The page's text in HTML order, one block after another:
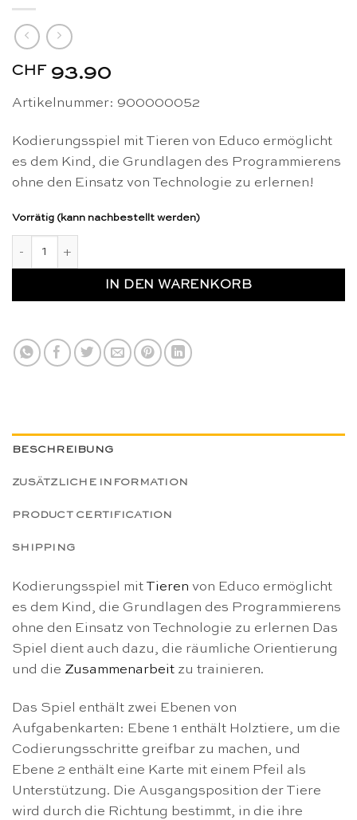
CHF 93.90
Artikelnummer: 900000052
Kodierungsspiel mit Tieren von Educo ermöglicht
es dem Kind, die Grundlagen des Programmierens
ohne den Einsatz von Technologie zu erlernen!
Vorrätig (kann nachbestellt werden)
IN DEN WARENKORB
BESCHREIBUNG
ZUSÄTZLICHE INFORMATION
PRODUCT CERTIFICATION
SHIPPING
Kodierungsspiel mit Tieren von Educo ermöglicht
es dem Kind, die Grundlagen des Programmierens
ohne den Einsatz von Technologie zu erlernen Das
Spiel dient auch dazu, die räumliche Orientierung
und die Zusammenarbeit zu trainieren.
Das Spiel enthält zwei Ebenen von
Aufgabenkarten: Ebene 1 enthält Holztiere, um die
Codierungsschritte greifbar zu machen, und
Ebene 2 enthält eine Karte mit einem Pfeil als
Unterstützung. Die Ausgangsposition der Tiere
wird durch die Richtung bestimmt, in die ihre